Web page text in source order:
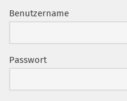
Newsletter
Clubmagazin
MCM Club TV
Benutzername
Passwort